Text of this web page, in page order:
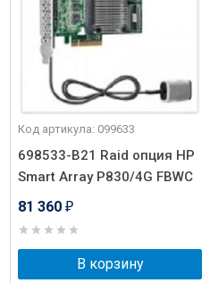
Код артикула: 099633
698533-B21 Raid опция HP
Smart Array P830/4G FBWC
81 360 ₽
В корзину